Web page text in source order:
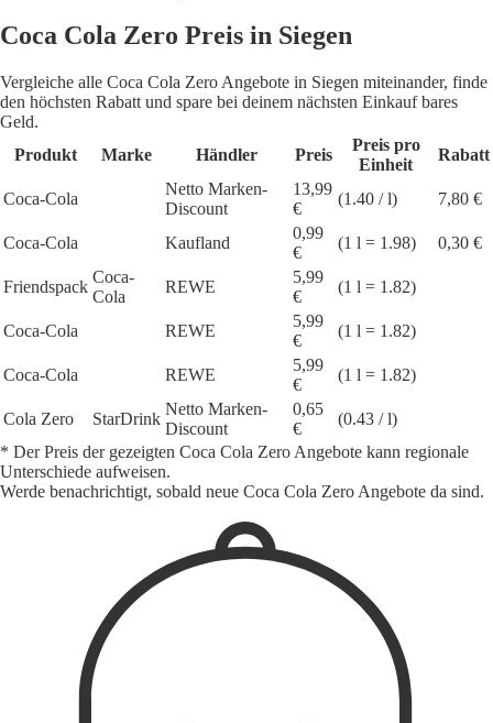
Coca Cola Zero Preis in Siegen
Vergleiche alle Coca Cola Zero Angebote in Siegen miteinander, finde
den höchsten Rabatt und spare bei deinem nächsten Einkauf bares
Geld.
Produkt
Marke Händler Preis
Preis pro
Einheit
Rabatt
Coca-Cola
Netto Marken-
Discount
13,99
€
(1.40 / l) 7,80 €
Coca-Cola Kaufland
0,99
€
(1 l = 1.98) 0,30 €
Friendspack
Coca-
Cola
REWE
5,99
€
(1 l = 1.82)
Coca-Cola REWE
5,99
€
(1 l = 1.82)
Coca-Cola REWE
5,99
€
(1 l = 1.82)
Cola Zero StarDrink
Netto Marken-
Discount
0,65
€
(0.43 / l)
* Der Preis der gezeigten Coca Cola Zero Angebote kann regionale
Unterschiede aufweisen.
Werde benachrichtigt, sobald neue Coca Cola Zero Angebote da sind.